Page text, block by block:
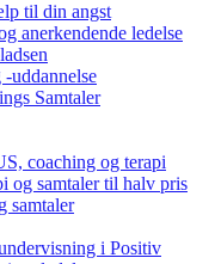
til din angst
anerkendende ledelse
uddannelse
Samtaler
coaching og terapi
og samtaler til halv pris
samtaler
i Positiv